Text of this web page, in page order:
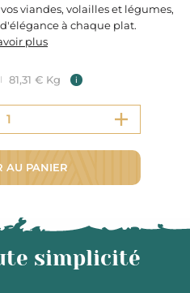
viandes, volailles et légumes,
à chaque plat.
plus
81,31 € Kg i
AU PANIER
simplicité